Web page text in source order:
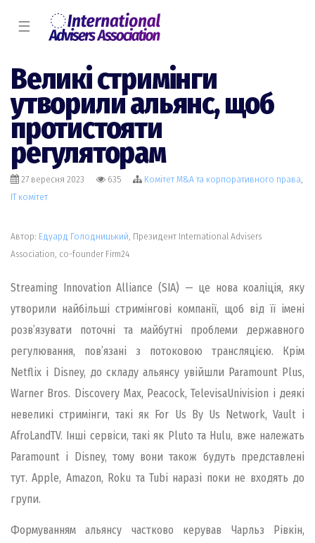
☰
Великі стримінги
утворили альянс, щоб
протистояти
регуляторам
27 вересня 2023 635 Комiтет M&A та корпоративного права,
IT комiтет
Автор: Едуард Голодницький , Президент International Advisers
Association, co-founder Firm24
Streaming Innovation Alliance (SIA) — це нова коаліція, яку
утворили найбільші стримінгові компанії, щоб від її імені
розв’язувати поточні та майбутні проблеми державного
регулювання, пов’язані з потоковою трансляцією. Крім
Netflix і Disney, до складу альянсу увійшли Paramount Plus,
Warner Bros. Discovery Max, Peacock, TelevisaUnivision і деякі
невеликі стримінги, такі як For Us By Us Network, Vault і
AfroLandTV. Інші сервіси, такі як Pluto та Hulu, вже належать
Paramount і Disney, тому вони також будуть представлені
тут. Apple, Amazon, Roku та Tubi наразі поки не входять до
групи.
Формуванням альянсу частково керував Чарльз Рівкін,